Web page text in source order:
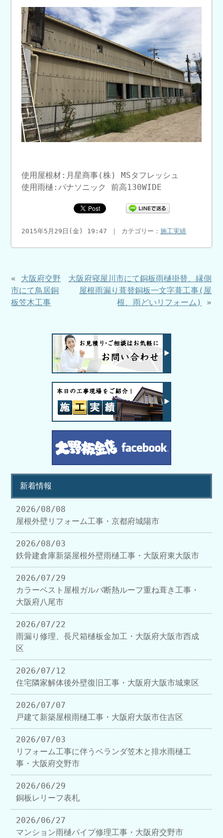
使用屋根材:月星商事(株) MSタフレッシュ
使用雨樋:パナソニック 前高130WIDE
2015年5月29日(金) 19:47 ｜ カテゴリー：施工実績
« 大阪府交野
市にて鳥居銅
板笠木工事
大阪府寝屋川市にて銅板雨樋掛替、縁側
屋根雨漏り葺替銅板一文字葺工事(屋
根、雨どいリフォーム)
»
新着情報
2026/08/08
屋根外壁リフォーム工事・京都府城陽市
2026/08/03
鉄骨建倉庫新築屋根外壁雨樋工事・大阪府東大阪市
2026/07/29
カラーベスト屋根ガルバ断熱ルーフ重ね葺き工事・
大阪府八尾市
2026/07/22
雨漏り修理、長尺箱樋板金加工・大阪府大阪市西成
区
2026/07/12
住宅隣家解体後外壁復旧工事・大阪府大阪市城東区
2026/07/07
戸建て新築屋根雨樋工事・大阪府大阪市住吉区
2026/07/03
リフォーム工事に伴うベランダ笠木と排水雨樋工
事・大阪府交野市
2026/06/29
銅板レリーフ表札
2026/06/27
マンション雨樋パイプ修理工事・大阪府交野市